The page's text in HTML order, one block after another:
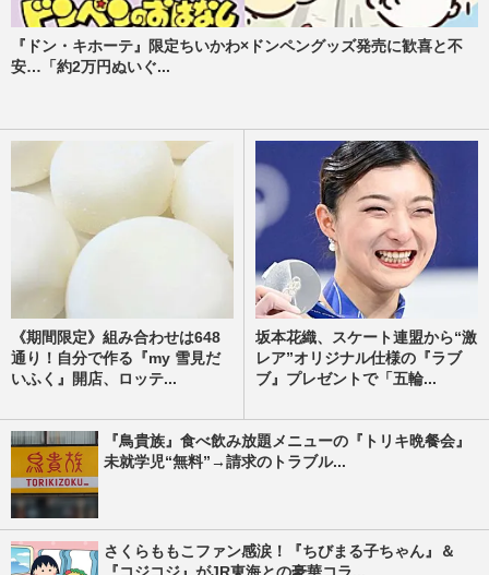
『ドン・キホーテ』限定ちいかわ×ドンペングッズ発売に歓喜と不
安…「約2万円ぬいぐ...
《期間限定》組み合わせは648
通り！自分で作る『my 雪見だ
いふく』開店、ロッテ...
坂本花織、スケート連盟から“激
レア”オリジナル仕様の『ラブ
ブ』プレゼントで「五輪...
『鳥貴族』食べ飲み放題メニューの『トリキ晩餐会』
未就学児“無料”→請求のトラブル...
さくらももこファン感涙！『ちびまる子ちゃん』＆
『コジコジ』がJR東海との豪華コラ...